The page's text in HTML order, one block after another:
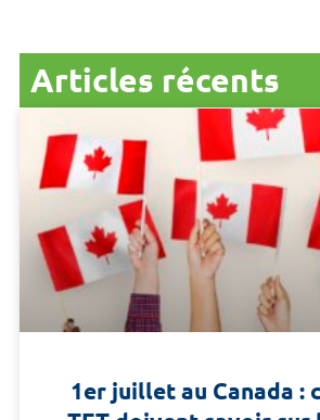
Articles récents
1er juillet au Canada :